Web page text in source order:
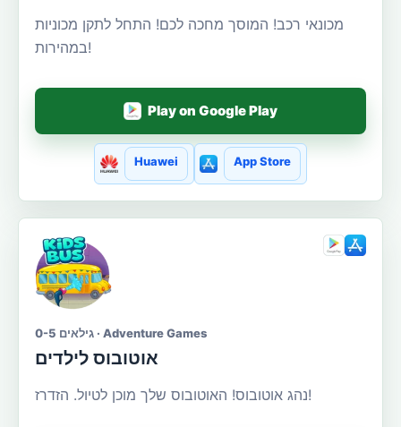
מכונאי רכב! המוסך מחכה לכם! התחל לתקן מכוניות
במהירות!
Play on Google Play
Huawei App Store
גילאים 0-5 · Adventure Games
אוטובוס לילדים
נהג אוטובוס! האוטובוס שלך מוכן לטיול. הזדרז!